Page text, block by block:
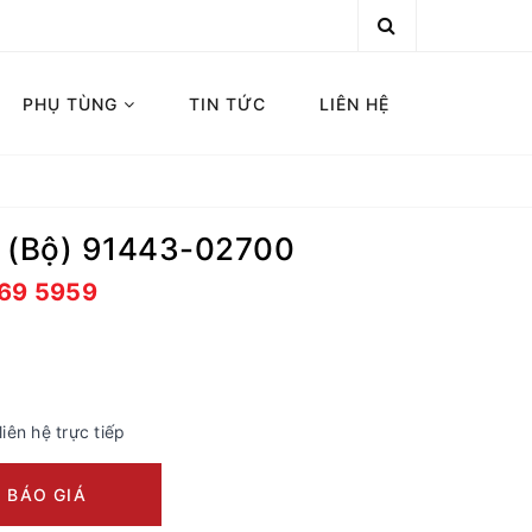
PHỤ TÙNG TIN TỨC LIÊN HỆ
(Bộ) 91443-02700
5959
hệ trực tiếp
BÁO GIÁ